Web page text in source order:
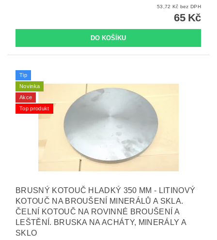
53,72 Kč bez DPH
65 Kč
Tip
Novinka
Akce
Top produkt
BRUSNÝ KOTOUČ HLADKÝ 350 MM - LITINOVÝ
KOTOUČ NA BROUŠENÍ MINERÁLŮ A SKLA.
ČELNÍ KOTOUČ NA ROVINNÉ BROUŠENÍ A
LEŠTĚNÍ. BRUSKA NA ACHÁTY, MINERÁLY A
SKLO